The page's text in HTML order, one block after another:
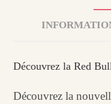
Découvrez la Red
Découvrez la